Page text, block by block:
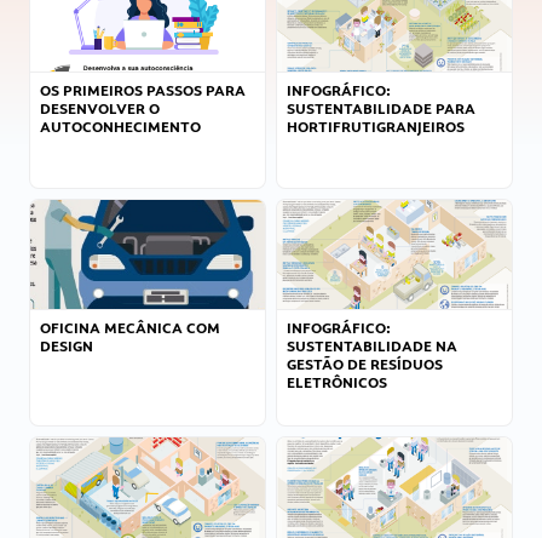
OS PRIMEIROS PASSOS PARA
DESENVOLVER O
AUTOCONHECIMENTO
INFOGRÁFICO:
SUSTENTABILIDADE PARA
HORTIFRUTIGRANJEIROS
OFICINA MECÂNICA COM
DESIGN
INFOGRÁFICO:
SUSTENTABILIDADE NA
GESTÃO DE RESÍDUOS
ELETRÔNICOS